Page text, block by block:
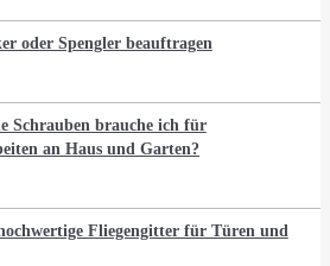
oder Spengler beauftragen
Schrauben brauche ich für
an Haus und Garten?
Fliegengitter für Türen und